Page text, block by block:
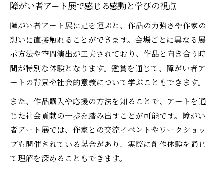
障がい者アート展で感じる感動と学びの視点
障がい者アート展に足を運ぶと、作品の力強さや作家の
想いに直接触れることができます。会場ごとに異なる展
示方法や空間演出が工夫されており、作品と向き合う時
間が特別な体験となります。鑑賞を通じて、障がい者ア
ートの背景や社会的意義について学ぶこともできます。
また、作品購入や応援の方法を知ることで、アートを通
じた社会貢献の一歩を踏み出すことが可能です。障がい
者アート展では、作家との交流イベントやワークショッ
プも開催されている場合があり、実際に創作体験を通じ
て理解を深めることもできます。